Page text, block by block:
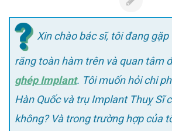
Xin chào bác sĩ, tôi đang
răng toàn hàm trên và quan tâm
ghép Implant. Tôi muốn hỏi chi
Hàn Quốc và trụ Implant Thuỵ Sĩ
không? Và trong trường hợp của